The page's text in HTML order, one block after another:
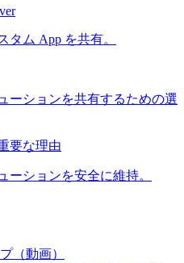
タム App を共有。
ーションを共有するための選
要な理由
ーションを安全に維持。
（動画）